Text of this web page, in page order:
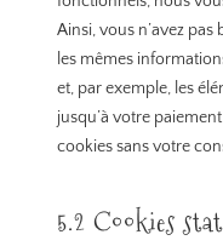
Ainsi, vous n’avez
les mêmes
et, par exemple, les
jusqu’à votre
cookies sans votre
5.2 Cookies